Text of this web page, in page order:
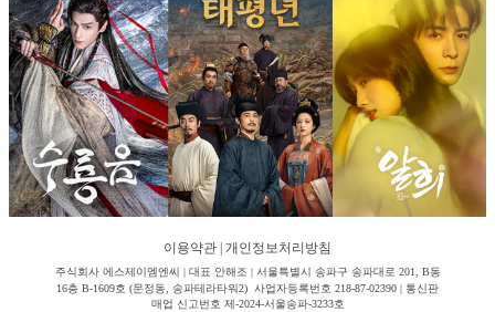
이용약관 개인정보처리방침
주식회사 에스제이엠엔씨 | 대표 안해조 | 서울특별시 송파구 송파대로 201, B동
16층 B-1609호 (문정동, 송파테라타워2) 사업자등록번호 218-87-02390 | 통신판
매업 신고번호 제-2024-서울송파-3233호